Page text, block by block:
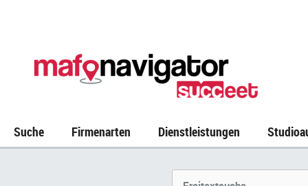
Suche Firmenarten Dienstleistungen